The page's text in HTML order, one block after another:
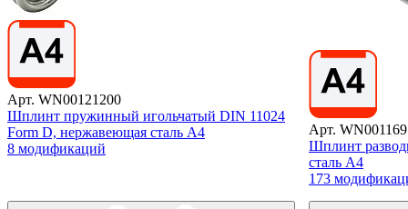
Арт. WN00121200
Шплинт пружинный игольчатый DIN 11024
Form D, нержавеющая сталь А4
8 модификаций
Арт.
Шплинт
сталь А4
173